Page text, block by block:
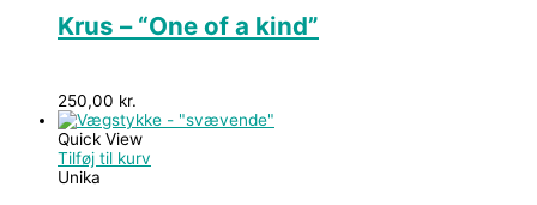
Krus – “One of a kind”
250,00 kr.
Quick View
Tilføj til kurv
Unika